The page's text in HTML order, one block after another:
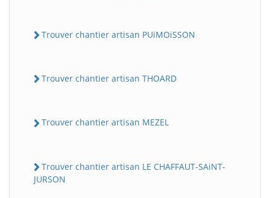
Trouver chantier artisan PUiMOiSSON
Trouver chantier artisan THOARD
Trouver chantier artisan MEZEL
Trouver chantier artisan LE CHAFFAUT-SAiNT-
JURSON